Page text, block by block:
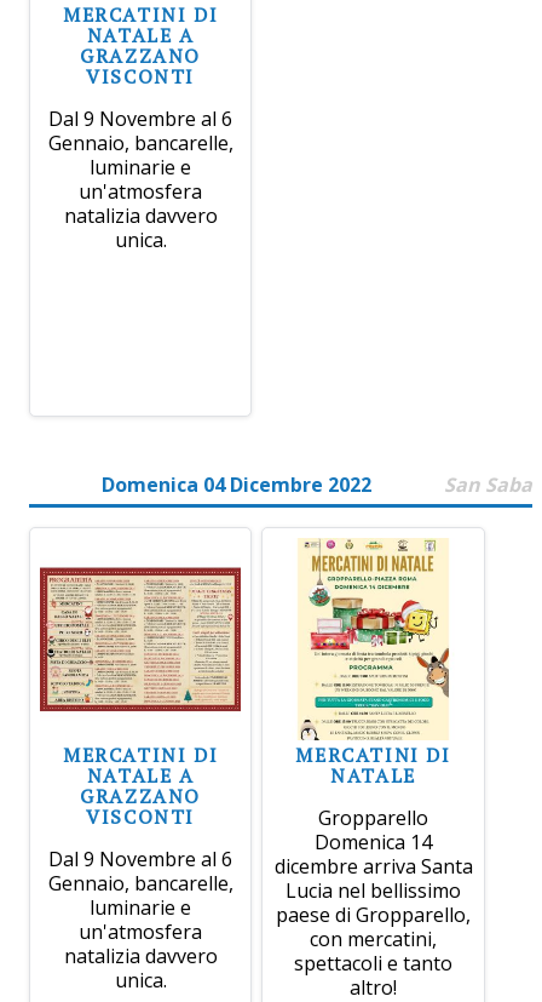
MERCATINI DI
NATALE A
GRAZZANO
VISCONTI
Dal 9 Novembre al 6
Gennaio, bancarelle,
luminarie e
un'atmosfera
natalizia davvero
unica.
Domenica 04 Dicembre 2022 San Saba
MERCATINI DI
NATALE A
GRAZZANO
VISCONTI
Dal 9 Novembre al 6
Gennaio, bancarelle,
luminarie e
un'atmosfera
natalizia davvero
unica.
MERCATINI DI
NATALE
Gropparello
Domenica 14
dicembre arriva Santa
Lucia nel bellissimo
paese di Gropparello,
con mercatini,
spettacoli e tanto
altro!